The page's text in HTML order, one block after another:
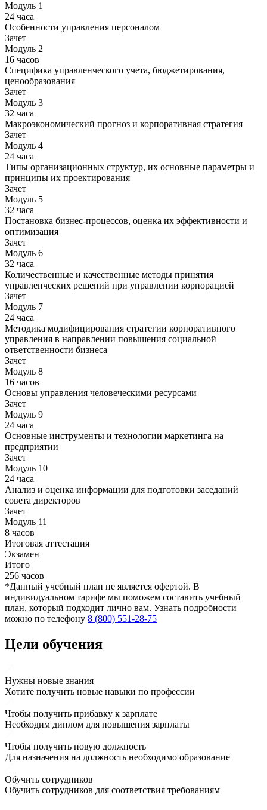
Модуль 1
24 часа
Особенности управления персоналом
Зачет
Модуль 2
16 часов
Специфика управленческого учета, бюджетирования,
ценообразования
Зачет
Модуль 3
32 часа
Макроэкономический прогноз и корпоративная стратегия
Зачет
Модуль 4
24 часа
Типы организационных структур, их основные параметры и
принципы их проектирования
Зачет
Модуль 5
32 часа
Постановка бизнес-процессов, оценка их эффективности и
оптимизация
Зачет
Модуль 6
32 часа
Количественные и качественные методы принятия
управленческих решений при управлении корпорацией
Зачет
Модуль 7
24 часа
Методика модифицирования стратегии корпоративного
управления в направлении повышения социальной
ответственности бизнеса
Зачет
Модуль 8
16 часов
Основы управления человеческими ресурсами
Зачет
Модуль 9
24 часа
Основные инструменты и технологии маркетинга на
предприятии
Зачет
Модуль 10
24 часа
Анализ и оценка информации для подготовки заседаний
совета директоров
Зачет
Модуль 11
8 часов
Итоговая аттестация
Экзамен
Итого
256 часов
*Данный учебный план не является офертой. В
индивидуальном тарифе мы поможем составить учебный
план, который подходит лично вам. Узнать подробности
можно по телефону 8 (800) 551-28-75
Цели обучения
Нужны новые знания
Хотите получить новые навыки по профессии
Чтобы получить прибавку к зарплате
Необходим диплом для повышения зарплаты
Чтобы получить новую должность
Для назначения на должность необходимо образование
Обучить сотрудников
Обучить сотрудников для соответствия требованиям